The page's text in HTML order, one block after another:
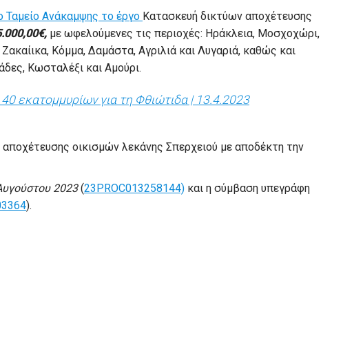
Ταμείο Ανάκαμψης το έργο Κατασκευή δικτύων αποχέτευσης
με ωφελούμενες τις περιοχές: Ηράκλεια, Μοσχοχώρι,
Κόμμα, Δαμάστα, Αγριλιά και Λυγαριά, καθώς και
Κωσταλέξι και Αμούρι.
εκατομμυρίων για τη Φθιώτιδα | 13.4.2023
οικισμών λεκάνης Σπερχειού με αποδέκτη την
2023(23PROC013258144) και η σύμβαση υπεγράφη
).